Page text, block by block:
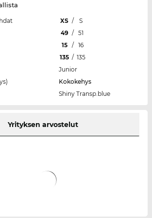
XS /
S
49 /
51
15 /
16
135 / 135
Junior
Kokokehys
Shiny Transp.blue
Yrityksen arvostelut